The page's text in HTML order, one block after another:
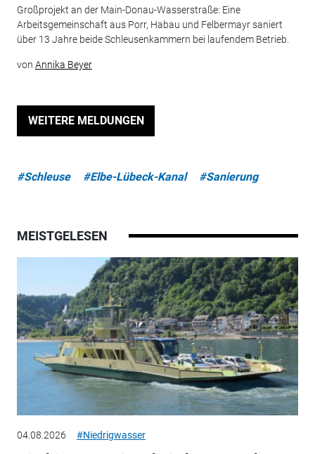
Großprojekt an der Main-Donau-Wasserstraße: Eine
Arbeitsgemeinschaft aus Porr, Habau und Felbermayr saniert
über 13 Jahre beide Schleusenkammern bei laufendem Betrieb.
von Annika Beyer
WEITERE MELDUNGEN
#Schleuse #Elbe-Lübeck-Kanal #Sanierung
MEISTGELESEN
04.08.2026 #Niedrigwasser